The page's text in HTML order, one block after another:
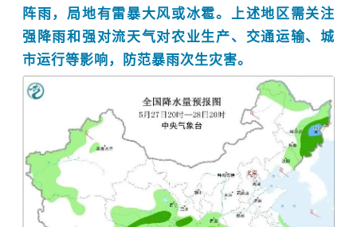
阵雨，局地有雷暴大风或冰雹。上述地区需关注
强降雨和强对流天气对农业生产、交通运输、城
市运行等影响，防范暴雨次生灾害。